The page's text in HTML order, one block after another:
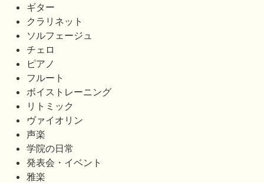
ギター
クラリネット
ソルフェージュ
チェロ
ピアノ
フルート
ボイストレーニング
リトミック
ヴァイオリン
声楽
学院の日常
発表会・イベント
雅楽